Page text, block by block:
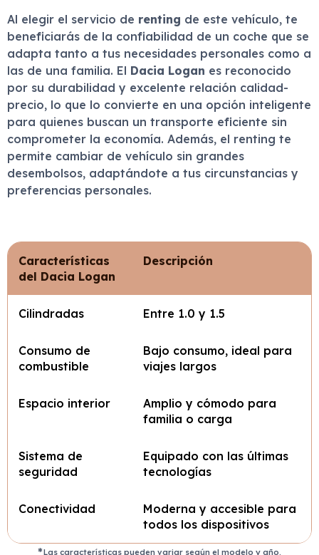
Al elegir el servicio de renting de este vehículo, te
beneficiarás de la confiabilidad de un coche que se
adapta tanto a tus necesidades personales como a
las de una familia. El Dacia Logan es reconocido
por su durabilidad y excelente relación calidad-
precio, lo que lo convierte en una opción inteligente
para quienes buscan un transporte eficiente sin
comprometer la economía. Además, el renting te
permite cambiar de vehículo sin grandes
desembolsos, adaptándote a tus circunstancias y
preferencias personales.
Características
del Dacia Logan
Descripción
Cilindradas Entre 1.0 y 1.5
Consumo de
combustible
Bajo consumo, ideal para
viajes largos
Espacio interior
Amplio y cómodo para
familia o carga
Sistema de
seguridad
Equipado con las últimas
tecnologías
Conectividad
Moderna y accesible para
todos los dispositivos
Las características pueden variar según el modelo y año.